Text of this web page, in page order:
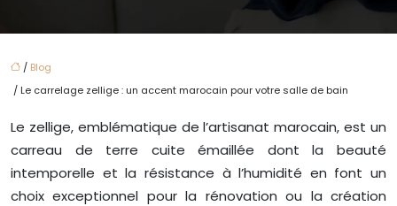
/ Blog
/ Le carrelage zellige : un accent marocain pour votre salle de bain
Le zellige, emblématique de l’artisanat marocain, est un
carreau de terre cuite émaillée dont la beauté
intemporelle et la résistance à l’humidité en font un
choix exceptionnel pour la rénovation ou la création